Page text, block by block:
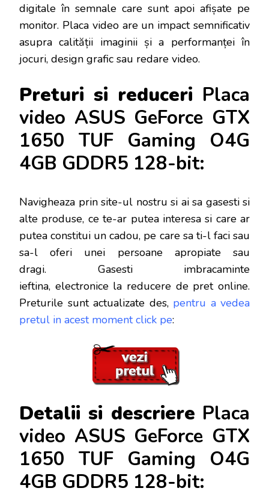
digitale în semnale care sunt apoi afișate pe
monitor. Placa video are un impact semnificativ
asupra calității imaginii și a performanței în
jocuri, design grafic sau redare video.
Preturi si reduceri Placa
video ASUS GeForce GTX
1650 TUF Gaming O4G
4GB GDDR5 128-bit:
Navigheaza prin site-ul nostru si ai sa gasesti si
alte produse, ce te-ar putea interesa si care ar
putea constitui un cadou, pe care sa ti-l faci sau
sa-l oferi unei persoane apropiate sau
dragi. Gasesti imbracaminte
ieftina, electronice la reducere de pret online.
Preturile sunt actualizate des, pentru a vedea
pretul in acest moment click pe:
Detalii si descriere Placa
video ASUS GeForce GTX
1650 TUF Gaming O4G
4GB GDDR5 128-bit: